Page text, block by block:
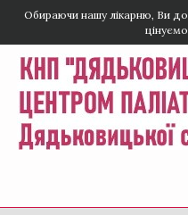
Обираючи нашу лікарню, Ви